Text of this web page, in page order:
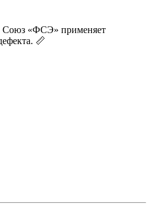
Союз «ФСЭ» применяет
📏